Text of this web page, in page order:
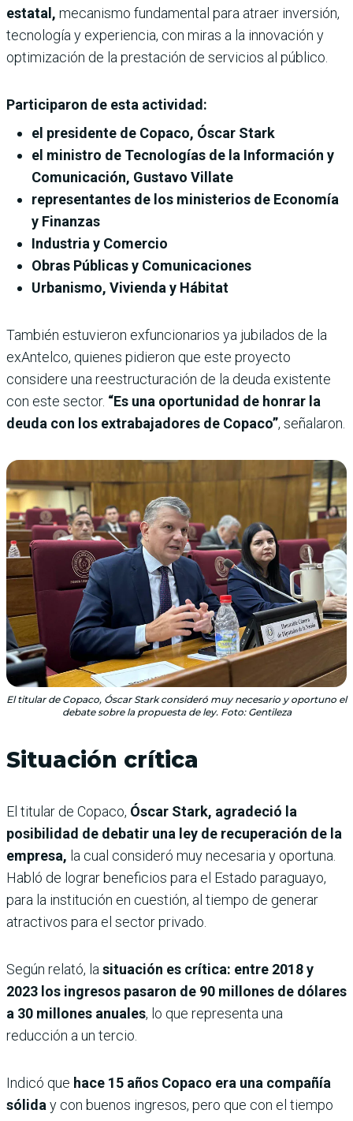
estatal, mecanismo fundamental para atraer inversión,
tecnología y experiencia, con miras a la innovación y
optimización de la prestación de servicios al público.
Participaron de esta actividad:
el presidente de Copaco, Óscar Stark
el ministro de Tecnologías de la Información y
Comunicación, Gustavo Villate
representantes de los ministerios de Economía
y Finanzas
Industria y Comercio
Obras Públicas y Comunicaciones
Urbanismo, Vivienda y Hábitat
También estuvieron exfuncionarios ya jubilados de la
exAntelco, quienes pidieron que este proyecto
considere una reestructuración de la deuda existente
con este sector. “Es una oportunidad de honrar la
deuda con los extrabajadores de Copaco”, señalaron.
El titular de Copaco, Óscar Stark consideró muy necesario y oportuno el
debate sobre la propuesta de ley. Foto: Gentileza
Situación crítica
El titular de Copaco, Óscar Stark, agradeció la
posibilidad de debatir una ley de recuperación de la
empresa, la cual consideró muy necesaria y oportuna.
Habló de lograr beneficios para el Estado paraguayo,
para la institución en cuestión, al tiempo de generar
atractivos para el sector privado.
Según relató, la situación es crítica: entre 2018 y
2023 los ingresos pasaron de 90 millones de dólares
a 30 millones anuales, lo que representa una
reducción a un tercio.
Indicó que hace 15 años Copaco era una compañía
sólida y con buenos ingresos, pero que con el tiempo